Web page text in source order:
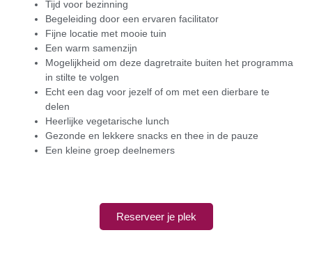
Tijd voor bezinning
Begeleiding door een ervaren facilitator
Fijne locatie met mooie tuin
Een warm samenzijn
Mogelijkheid om deze dagretraite buiten het programma
in stilte te volgen
Echt een dag voor jezelf of om met een dierbare te
delen
Heerlijke vegetarische lunch
Gezonde en lekkere snacks en thee in de pauze
Een kleine groep deelnemers
Reserveer je plek